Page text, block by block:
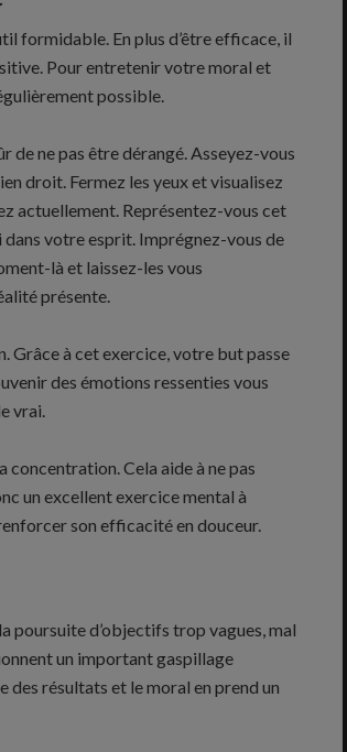
formidable. En plus d’être efficace, il
Pour entretenir votre moral et
possible.
de ne pas être dérangé. Asseyez-vous
droit. Fermez les yeux et visualisez
actuellement. Représentez-vous cet
votre esprit. Imprégnez-vous de
là et laissez-les vous
présente.
Grâce à cet exercice, votre but passe
des émotions ressenties vous
vrai.
Cela aide à ne pas
un excellent exercice mental à
son efficacité en douceur.
poursuite d’objectifs trop vagues, mal
un important gaspillage
des résultats et le moral en prend un